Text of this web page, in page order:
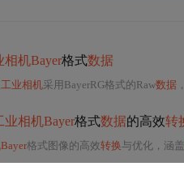
相机Bayer格式数据
工业相机采用BayerRG格式的Raw数据
业相机Bayer格式数据的高效转
格式图像的高效转换与优化，涵盖